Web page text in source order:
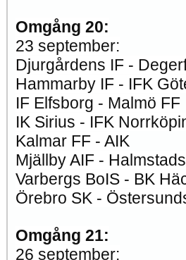
Omgång 20:
23 september:
Djurgårdens IF -
Hammarby IF - IFK
IF Elfsborg - Malmö FF
IK Sirius - IFK
Kalmar FF - AIK
Mjällby AIF -
Varbergs BoIS - BK
Örebro SK -
Omgång 21:
26 september: